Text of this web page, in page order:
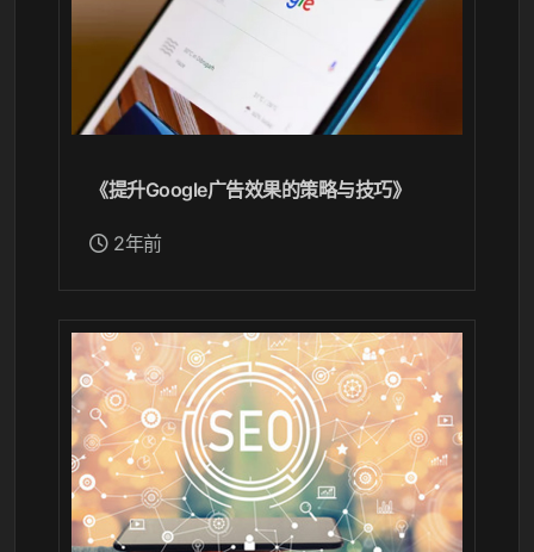
《提升Google广告效果的策略与技巧》
2年前